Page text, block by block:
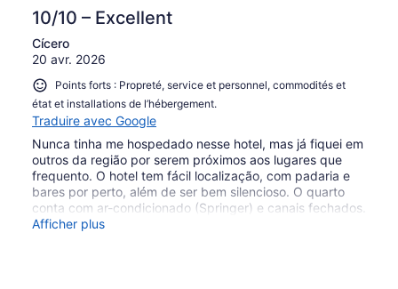
10/10 – Excellent
Cícero
20 avr. 2026
Points forts : Propreté, service et personnel, commodités et
état et installations de l’hébergement.
Traduire avec Google
Nunca tinha me hospedado nesse hotel, mas já fiquei em
outros da região por serem próximos aos lugares que
frequento. O hotel tem fácil localização, com padaria e
bares por perto, além de ser bem silencioso. O quarto
conta com ar-condicionado (Springer) e canais fechados.
Fiquei no quarto 409, que tinha uma vista para o elevado
Afficher plus